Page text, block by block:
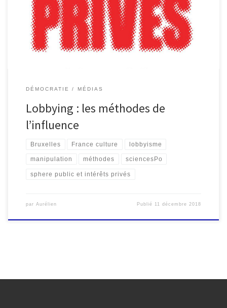
complète montre les points de vue des différents acteurs du
secteur […]
DÉMOCRATIE MÉDIAS
Lobbying : les méthodes de
l’influence
Bruxelles France culture lobbyisme
manipulation méthodes sciencesPo
sphere public et intérêts privés
par Aurélien Publié 11 décembre 2018